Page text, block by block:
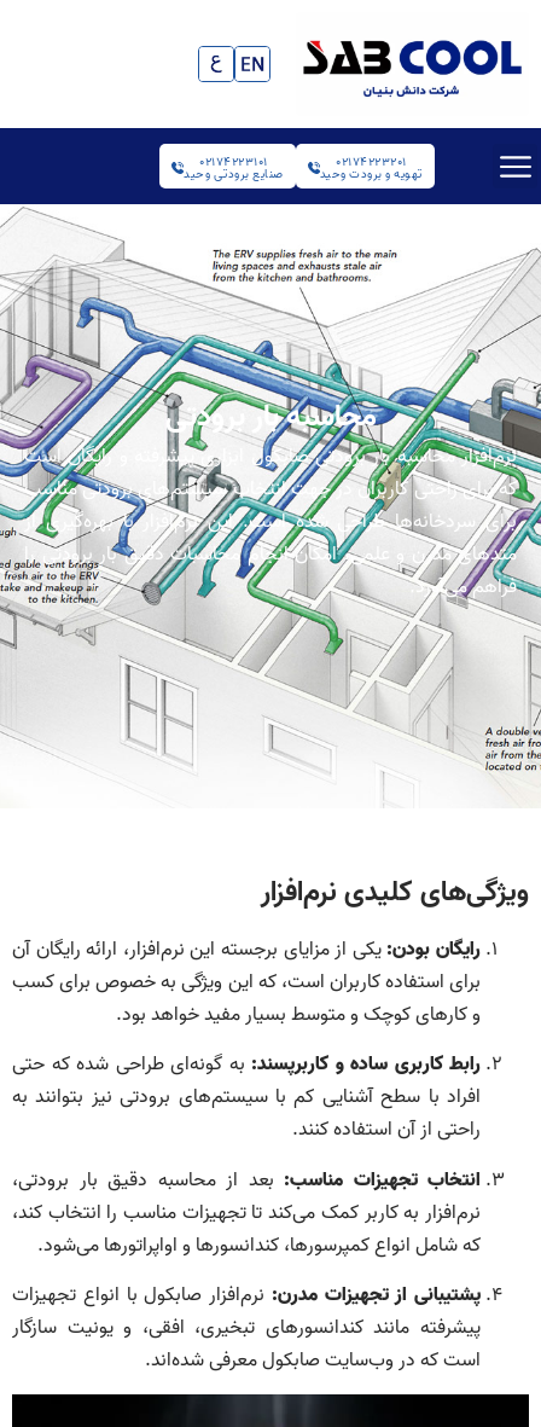
02174223201
تهویه و برودت وحید
02174223101
صنایع برودتی وحید
محاسبه بار برودتی
نرم‌افزار محاسبه بار برودتی صابکول ابزاری پیشرفته و رایگان است
که برای راحتی کاربران در جهت انتخاب سیستم‌های برودتی مناسب
برای سردخانه‌ها طراحی شده است. این نرم‌افزار با بهره‌گیری از
متدهای مدرن و علمی، امکان انجام محاسبات دقیق بار برودتی را
فراهم می‌آورد.
ویژگی‌های کلیدی نرم‌افزار
رایگان بودن:یکی از مزایای برجسته این نرم‌افزار، ارائه رایگان آن
برای استفاده کاربران است، که این ویژگی به خصوص برای کسب
و کارهای کوچک و متوسط بسیار مفید خواهد بود.
رابط کاربری ساده و کاربرپسند: به گونه‌ای طراحی شده که حتی
افراد با سطح آشنایی کم با سیستم‌های برودتی نیز بتوانند به
راحتی از آن استفاده کنند.
انتخاب تجهیزات مناسب: بعد از محاسبه دقیق بار برودتی،
نرم‌افزار به کاربر کمک می‌کند تا تجهیزات مناسب را انتخاب کند،
که شامل انواع کمپرسورها، کندانسورها و اواپراتورها می‌شود.
پشتیبانی از تجهیزات مدرن: نرم‌افزار صابکول با انواع تجهیزات
پیشرفته مانند کندانسورهای تبخیری، افقی، و یونیت سازگار
است که در وب‌سایت صابکول معرفی شده‌اند.